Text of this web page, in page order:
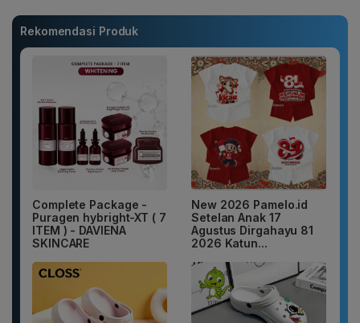
Rekomendasi Produk
Complete Package -
Puragen hybright-XT ( 7
ITEM ) - DAVIENA
SKINCARE
New 2026 Pamelo.id
Setelan Anak 17
Agustus Dirgahayu 81
2026 Katun...